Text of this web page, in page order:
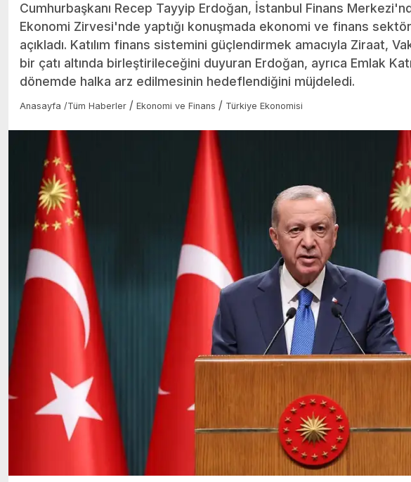
Cumhurbaşkanı Recep Tayyip Erdoğan, İstanbul Finans
Ekonomi Zirvesi'nde yaptığı konuşmada ekonomi ve finans
açıkladı. Katılım finans sistemini güçlendirmek amacıyla Ziraat,
bir çatı altında birleştirileceğini duyuran Erdoğan, ayrıca Emlak
dönemde halka arz edilmesinin hedeflendiğini müjdeledi.
Anasayfa /Tüm Haberler / Ekonomi ve Finans / Türkiye Ekonomisi